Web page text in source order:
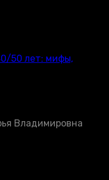
50 лет: мифы,
Владимировна